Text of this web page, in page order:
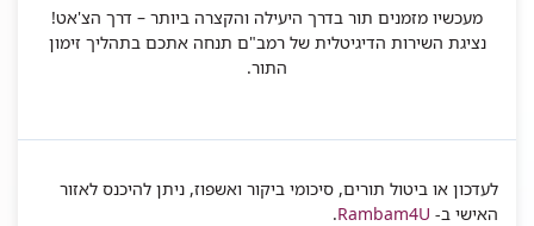
מעכשיו מזמנים תור בדרך היעילה והקצרה ביותר – דרך הצ'אט!
נציגת השירות הדיגיטלית של רמב"ם תנחה אתכם בתהליך זימון
התור.
לעדכון או ביטול תורים, סיכומי ביקור ואשפוז, ניתן להיכנס לאזור
האישי ב- Rambam4U
.